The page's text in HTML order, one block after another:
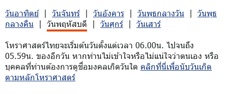
วันอาทิตย์| วันจันทร์ | วันอังคาร | วันพุธกลางวัน | วันพุธ
กลางคืน | วันพฤหัสบดี | วันศุกร์ | วันเสาร์
โหราศาสตร์ไทยจะเริ่มต้นวันตั้งแต่เวลา 06.00น. ไปจนถึง
05.59น. ของอีกวัน หากท่านไม่เข้าใจหรือไม่แน่ใจว่าตนเอง หรือ
บุคคลที่ท่านต้องการดูชื่อมงคลเกิดวันใด คลิกที่นี่เพื่อนับวันเกิด
ตามหลักโหราศาสตร์